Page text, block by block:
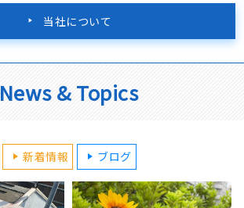
当社について
News & Topics
新着情報 ブログ